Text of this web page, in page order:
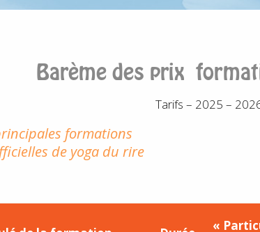
Barème des prix
Tarifs – 2025 –
formations
de yoga du rire
«